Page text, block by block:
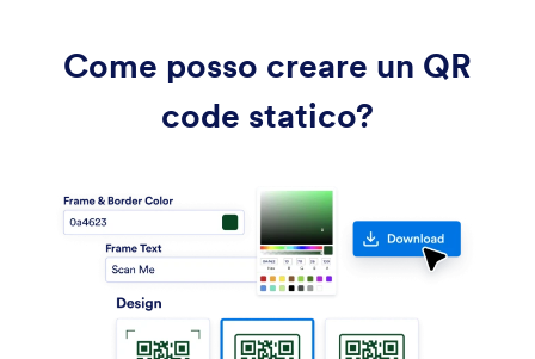
Come posso creare un QR
code statico?